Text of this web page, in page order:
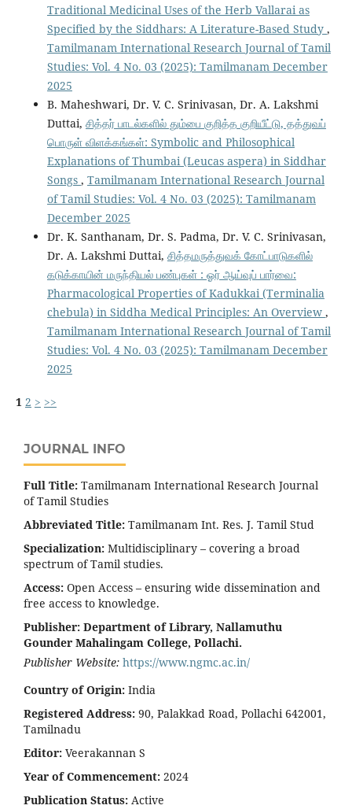
Traditional Medicinal Uses of the Herb Vallarai as
Specified by the Siddhars: A Literature-Based Study ,
Tamilmanam International Research Journal of Tamil
Studies: Vol. 4 No. 03 (2025): Tamilmanam December
2025
B. Maheshwari, Dr. V. C. Srinivasan, Dr. A. Lakshmi
Duttai, சித்தர் பாடல்களில் தும்பை குறித்த குறியீட்டு, தத்துவப்
பொருள் விளக்கங்கள்: Symbolic and Philosophical
Explanations of Thumbai (Leucas aspera) in Siddhar
Songs , Tamilmanam International Research Journal
of Tamil Studies: Vol. 4 No. 03 (2025): Tamilmanam
December 2025
Dr. K. Santhanam, Dr. S. Padma, Dr. V. C. Srinivasan,
Dr. A. Lakshmi Duttai, சித்தமருத்துவக் கோட்பாடுகளில்
கடுக்காயின் மருந்தியல் பண்புகள் : ஓர் ஆய்வுப் பார்வை:
Pharmacological Properties of Kadukkai (Terminalia
chebula) in Siddha Medical Principles: An Overview ,
Tamilmanam International Research Journal of Tamil
Studies: Vol. 4 No. 03 (2025): Tamilmanam December
2025
1 2 > >>
JOURNAL INFO
Full Title: Tamilmanam International Research Journal
of Tamil Studies
Abbreviated Title: Tamilmanam Int. Res. J. Tamil Stud
Specialization: Multidisciplinary – covering a broad
spectrum of Tamil studies.
Access: Open Access – ensuring wide dissemination and
free access to knowledge.
Publisher: Department of Library, Nallamuthu
Gounder Mahalingam College, Pollachi.
Publisher Website: https://www.ngmc.ac.in/
Country of Origin: India
Registered Address: 90, Palakkad Road, Pollachi 642001,
Tamilnadu
Editor: Veerakannan S
Year of Commencement: 2024
Publication Status: Active